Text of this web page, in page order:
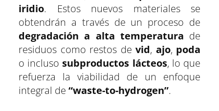
iridio. Estos nuevos materiales se
obtendrán a través de un proceso de
degradación a alta temperatura de
residuos como restos de vid, ajo, poda
o incluso subproductos lácteos, lo que
refuerza la viabilidad de un enfoque
integral de “waste-to-hydrogen”.